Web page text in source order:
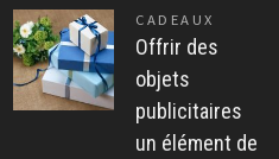
CADEAUX
Offrir des
objets
publicitaires
un élément de